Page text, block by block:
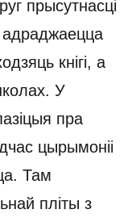
прысутнасці
адраджаецца
кнігі, а
У
пра
цырымоніі
Там
пліты з